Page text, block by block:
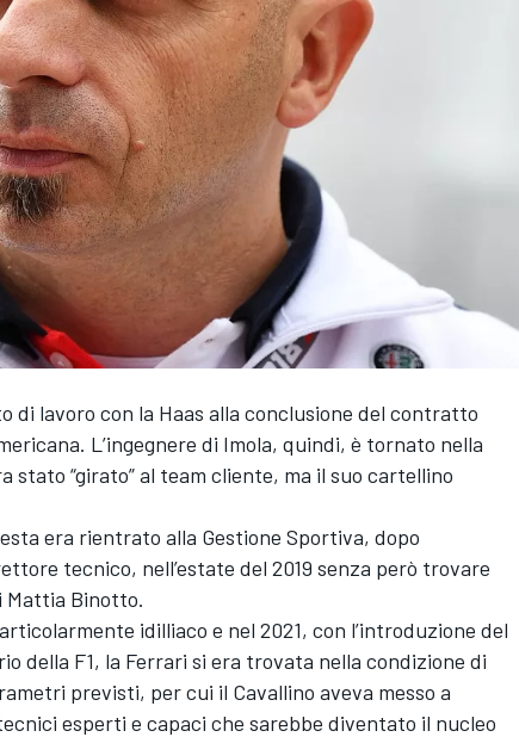
di lavoro con la Haas alla conclusione del contratto
L’ingegnere di Imola, quindi, è tornato nella
“girato” al team cliente, ma il suo cartellino
era rientrato alla Gestione Sportiva, dopo
tecnico, nell’estate del 2019 senza però trovare
Mattia Binotto.
idilliaco e nel 2021, con l’introduzione del
della F1, la Ferrari si era trovata nella condizione di
previsti, per cui il Cavallino aveva messo a
esperti e capaci che sarebbe diventato il nucleo